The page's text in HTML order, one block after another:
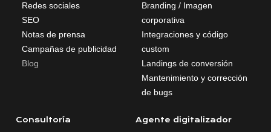
Redes sociales
SEO
Notas de prensa
Campañas de publicidad
Blog
Branding / Imagen
corporativa
Integraciones y código
custom
Landings de conversión
Mantenimiento y corrección
de bugs
Consultoría Agente digitalizador